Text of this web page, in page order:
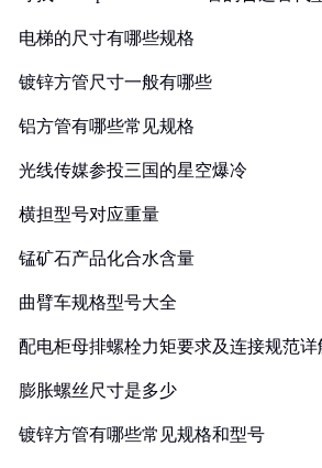
电梯的尺寸有哪些规格
镀锌方管尺寸一般有哪些
铝方管有哪些常见规格
光线传媒参投三国的星空爆冷
横担型号对应重量
锰矿石产品化合水含量
曲臂车规格型号大全
配电柜母排螺栓力矩要求及连接规范详
膨胀螺丝尺寸是多少
镀锌方管有哪些常见规格和型号